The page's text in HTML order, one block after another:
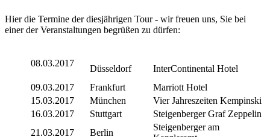
Hier die Termine der diesjährigen Tour - wir freuen uns, Sie bei
einer der Veranstaltungen begrüßen zu dürfen:
08.03.2017
Düsseldorf
InterContinental Hotel
09.03.2017
Frankfurt
Marriott Hotel
15.03.2017
München
Vier Jahreszeiten Kempinski
16.03.2017
Stuttgart
Steigenberger Graf Zeppelin
21.03.2017
Berlin
Steigenberger am